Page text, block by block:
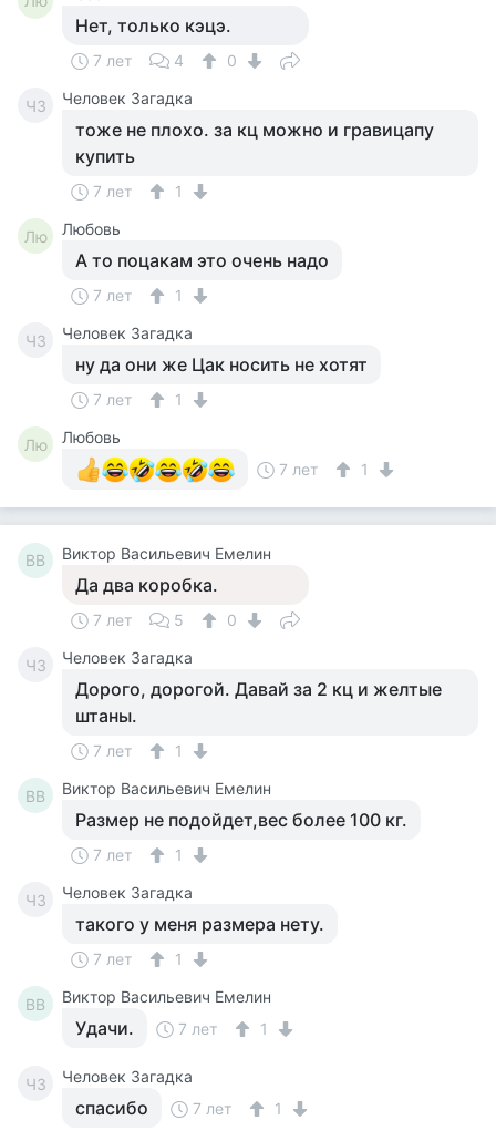
Нет, только кэцэ.
7 лет 4 0
ЧЗ Человек Загадка
тоже не плохо. за кц можно и гравицапу
купить
7 лет 1
Лю Любовь
А то поцакам это очень надо
7 лет 1
ЧЗ Человек Загадка
ну да они же Цак носить не хотят
7 лет 1
Лю
Любовь
7 лет
1
ВВ Виктор Васильевич Емелин
Да два коробка.
7 лет 5 0
ЧЗ Человек Загадка
Дорого, дорогой. Давай за 2 кц и желтые
штаны.
7 лет 1
ВВ Виктор Васильевич Емелин
Размер не подойдет,вес более 100 кг.
7 лет 1
ЧЗ Человек Загадка
такого у меня размера нету.
7 лет 1
ВВ Виктор Васильевич Емелин
Удачи. 7 лет 1
ЧЗ Человек Загадка
спасибо 7 лет 1